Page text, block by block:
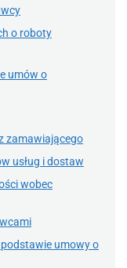
o roboty
umów o
zamawiającego
usług i dostaw
wobec
umowy o